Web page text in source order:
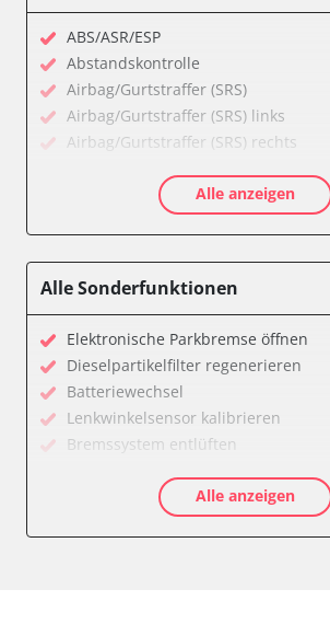
ABS/ASR/ESP
Abstandskontrolle
Airbag/Gurtstraffer (SRS)
Airbag/Gurtstraffer (SRS) links
Airbag/Gurtstraffer (SRS) rechts
Allradelektronik
Anhängersteuergerät
Diagnoseschnittstelle (EOBD/OBDII)
Einparkhilfe
Einparkhilfe Lenkhilfe
Einstiegshilfe Beifahrer
Einstiegshilfe Fahrer
Fahrererkennung
Fahrtrichtungskamera
Fernlichtassistent
Alle anzeigen
Alle Sonderfunktionen
Elektronische Parkbremse öffnen
Dieselpartikelfilter regenerieren
Batteriewechsel
Lenkwinkelsensor kalibrieren
Bremssystem entlüften
AGR Ventil anlernen
Luftmassenmesser anlernen
Alle anzeigen